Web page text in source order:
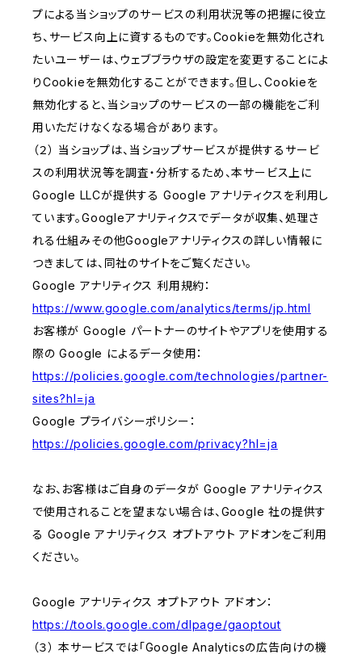
プによる当ショップのサービスの利用状況等の把握に役立
ち、サービス向上に資するものです。Cookieを無効化され
たいユーザーは、ウェブブラウザの設定を変更することによ
りCookieを無効化することができます。但し、Cookieを
無効化すると、当ショップのサービスの一部の機能をご利
用いただけなくなる場合があります。
（２） 当ショップは、当ショップサービスが提供するサービ
スの利用状況等を調査・分析するため、本サービス上に
Google LLCが提供する Google アナリティクスを利用し
ています。Googleアナリティクスでデータが収集、処理さ
れる仕組みその他Googleアナリティクスの詳しい情報に
つきましては、同社のサイトをご覧ください。
Google アナリティクス 利用規約：
https://www.google.com/analytics/terms/jp.html
お客様が Google パートナーのサイトやアプリを使用する
際の Google によるデータ使用：
https://policies.google.com/technologies/partner-
sites?hl=ja
Google プライバシーポリシー：
https://policies.google.com/privacy?hl=ja
なお、お客様はご自身のデータが Google アナリティクス
で使用されることを望まない場合は、Google 社の提供す
る Google アナリティクス オプトアウト アドオンをご利用
ください。
Google アナリティクス オプトアウト アドオン：
https://tools.google.com/dlpage/gaoptout
（３） 本サービスでは「Google Analyticsの広告向けの機